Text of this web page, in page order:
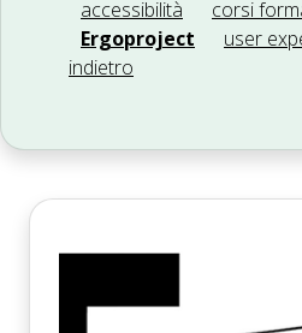
accessibilità corsi
Ergoproject
user
indietro